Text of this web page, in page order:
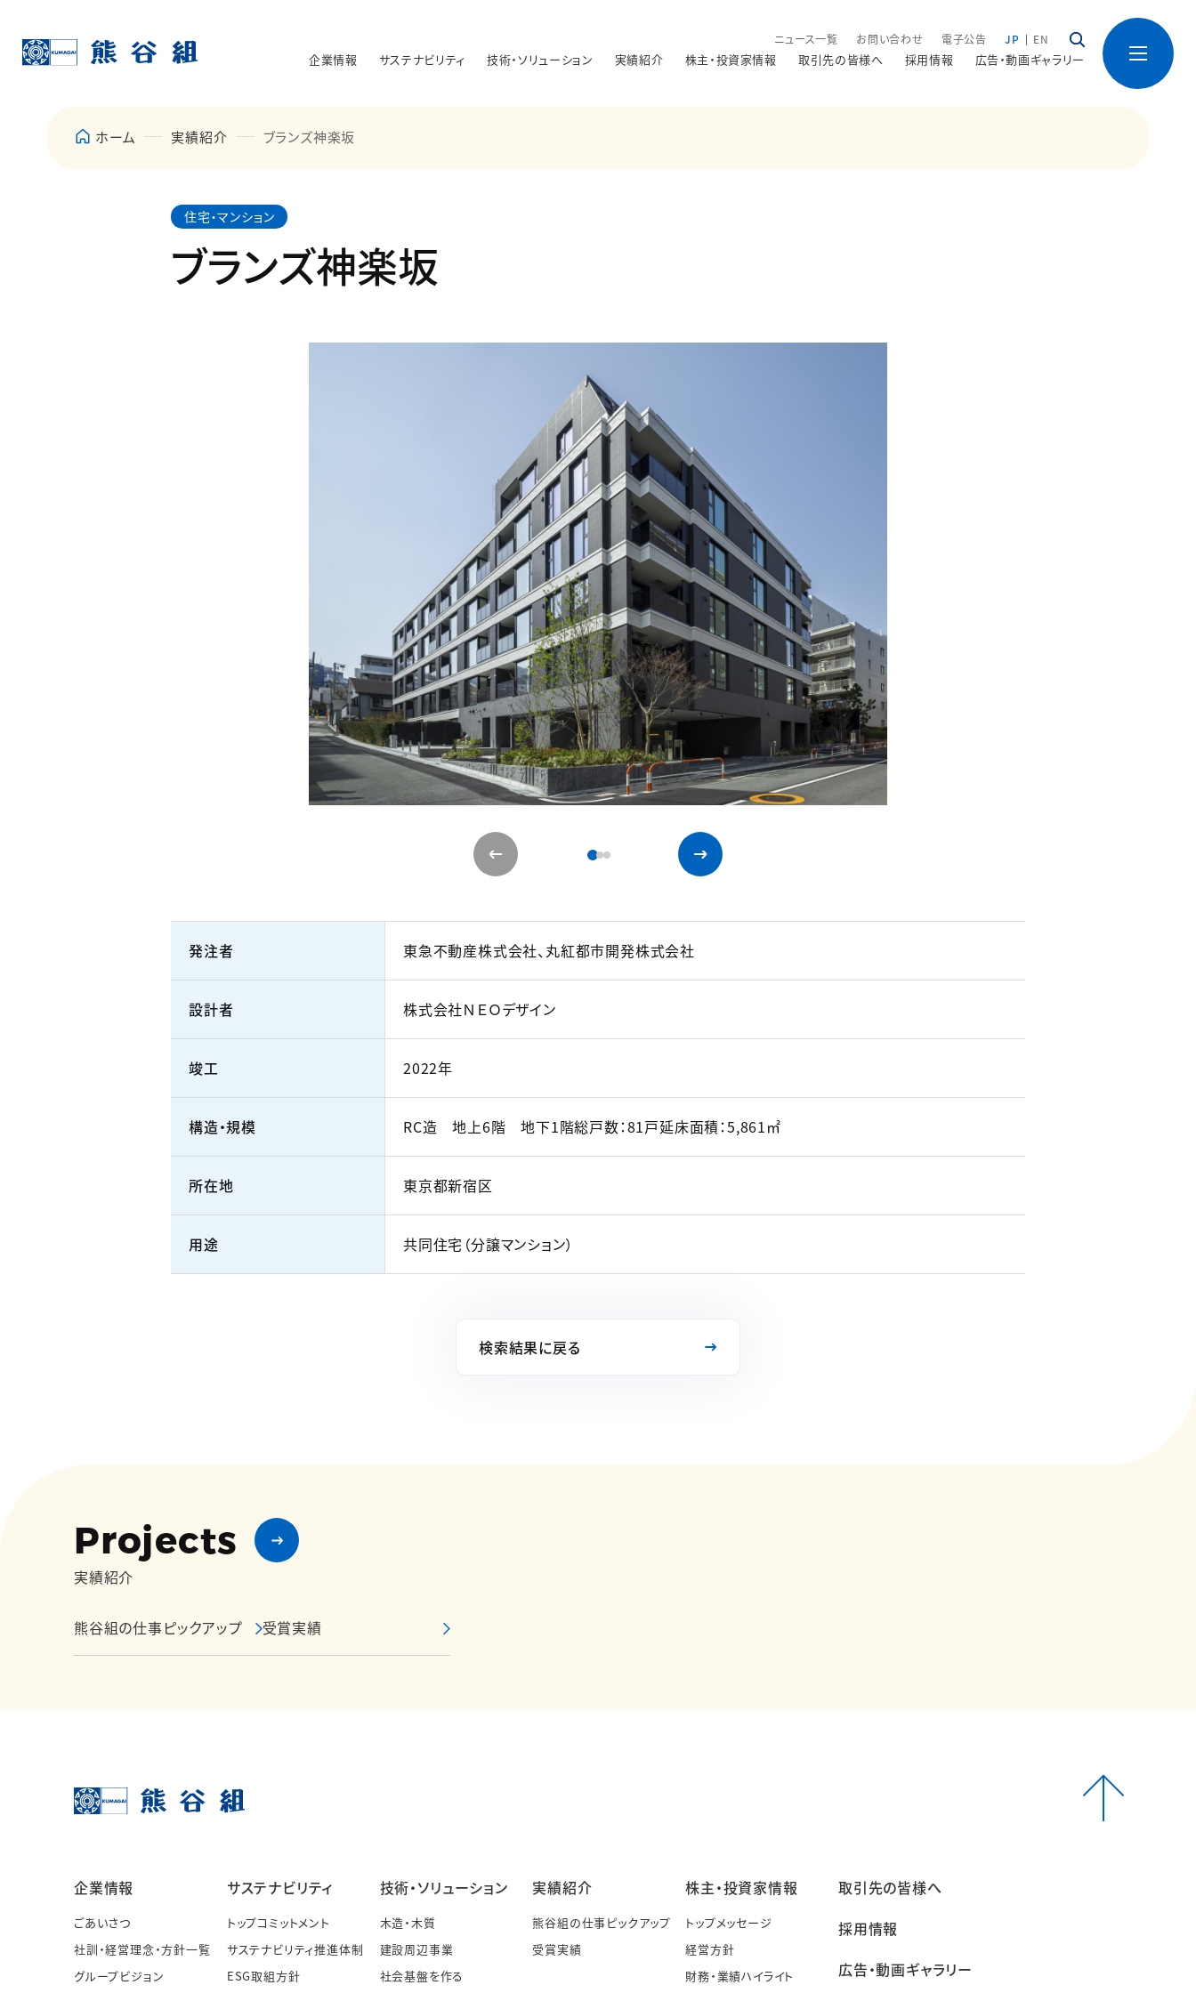
ニュース一覧 お問い合わせ 電子公告 JP EN
企業情報 サステナビリティ 技術・ソリューション 実績紹介 株主・投資家情報 取引先の皆様へ 採用情報 広告・動画ギャラリー
ホーム 実績紹介 ブランズ神楽坂
住宅・マンション
ブランズ神楽坂
発注者 東急不動産株式会社、丸紅都市開発株式会社
設計者 株式会社ＮＥＯデザイン
竣工 2022年
構造・規模 RC造 地上6階 地下1階総戸数：81戸延床面積：5,861㎡
所在地 東京都新宿区
用途 共同住宅（分譲マンション）
検索結果に戻る
Projects
実績紹介
熊谷組の仕事ピックアップ 受賞実績
企業情報
ごあいさつ
社訓・経営理念・方針一覧
グループビジョン
サステナビリティ
トップコミットメント
サステナビリティ推進体制
ESG取組方針
技術・ソリューション
木造・木質
建設周辺事業
社会基盤を作る
実績紹介
熊谷組の仕事ピックアップ
受賞実績
株主・投資家情報
トップメッセージ
経営方針
財務・業績ハイライト
取引先の皆様へ
採用情報
広告・動画ギャラリー